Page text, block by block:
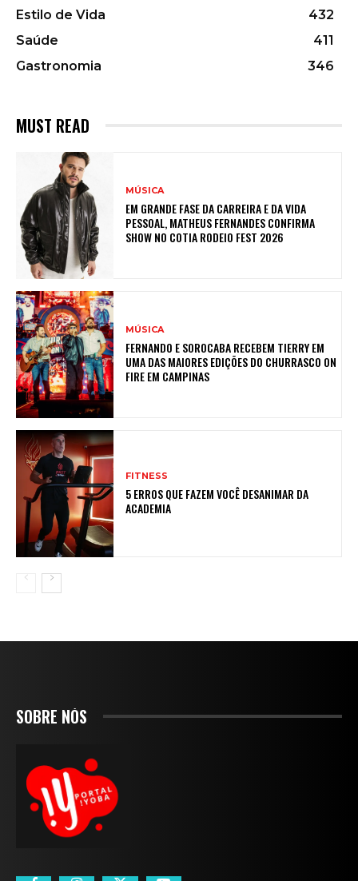
Estilo de Vida
432
Saúde
411
Gastronomia
346
MUST READ
MÚSICA
EM GRANDE FASE DA CARREIRA E DA VIDA
PESSOAL, MATHEUS FERNANDES CONFIRMA
SHOW NO COTIA RODEIO FEST 2026
MÚSICA
FERNANDO E SOROCABA RECEBEM TIERRY EM
UMA DAS MAIORES EDIÇÕES DO CHURRASCO ON
FIRE EM CAMPINAS
FITNESS
5 ERROS QUE FAZEM VOCÊ DESANIMAR DA
ACADEMIA
SOBRE NÓS